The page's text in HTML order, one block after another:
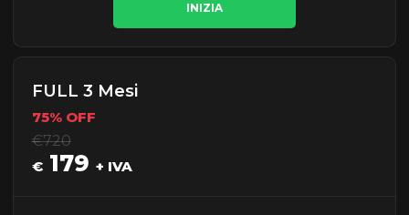
INIZIA
FULL 3 Mesi
75% OFF
€720
€179 + IVA